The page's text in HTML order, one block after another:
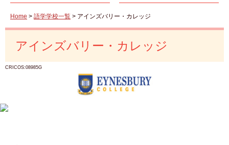
Home > 語学学校一覧 > アインズバリー・カレッジ
アインズバリー・カレッジ
CRICOS:08985G